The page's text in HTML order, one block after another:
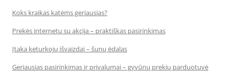
Koks kraikas katėms geriausias?
Prekės internetu su akcija – praktiškas pasirinkimas
Įtaka keturkojų išvaizdai – šunų ėdalas
Geriausias pasirinkimas ir privalumai – gyvūnų prekių parduotuvė